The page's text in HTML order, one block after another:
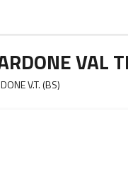
VAL
V.T. (BS)